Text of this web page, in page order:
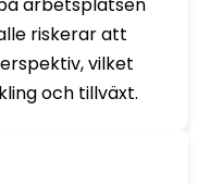
riskerar att
vilket
och tillväxt.